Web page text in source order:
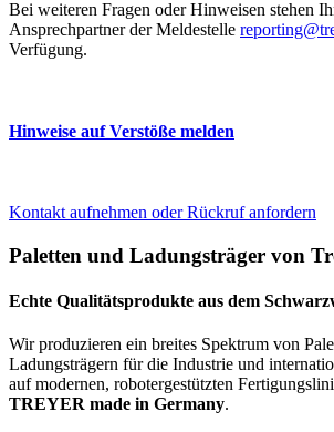
Bei weiteren Fragen oder Hinweisen stehen
Ansprechpartner der Meldestelle
Verfügung.
Hinweise auf Verstöße melden
Kontakt aufnehmen oder Rückruf anfordern
Paletten und Ladungsträger von
Echte Qualitätsprodukte aus dem
Wir produzieren ein breites Spektrum von
Ladungsträgern für die Industrie und
auf modernen, robotergestützten
TREYER made in Germany.